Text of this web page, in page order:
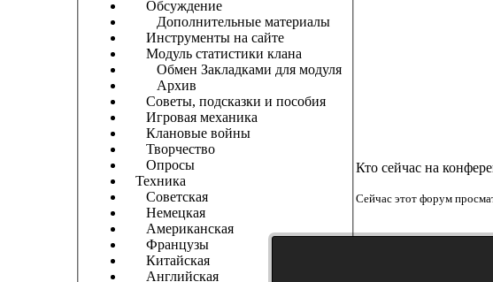
Обсуждение
Дополнительные материалы
Инструменты на сайте
Модуль статистики клана
Обмен Закладками для модуля
Архив
Советы, подсказки и пособия
Игровая механика
Клановые войны
Творчество
Опросы
Техника
Советская
Немецкая
Американская
Французы
Китайская
Английская
Кто сейчас на
Сейчас этот форум